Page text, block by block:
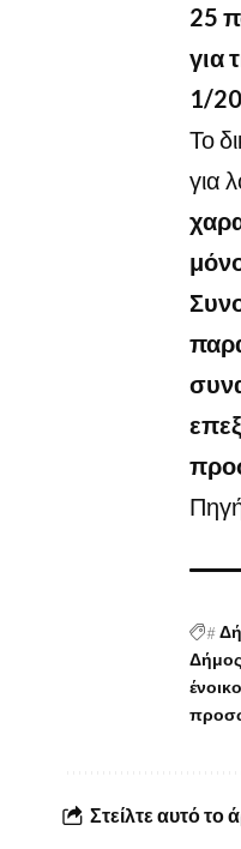
25
για
1/
Το
για
#
Δήμος
Στείλτε αυτό το